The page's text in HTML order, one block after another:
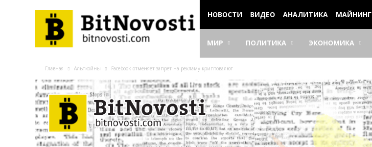
НОВОСТИ ВИДЕО АНАЛИТИКА МАЙНИНГ
МИР ПОЛИТИКА ЭКОНОМИКА
Главная Альткойны Facebook отменяет запрет на рекламу криптовалют